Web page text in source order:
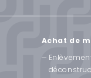
Achat de